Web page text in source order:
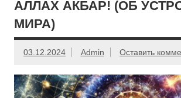
АЛЛАХ АКБАР! (ОБ
МИРА)
03.12.2024 Admin Оставить